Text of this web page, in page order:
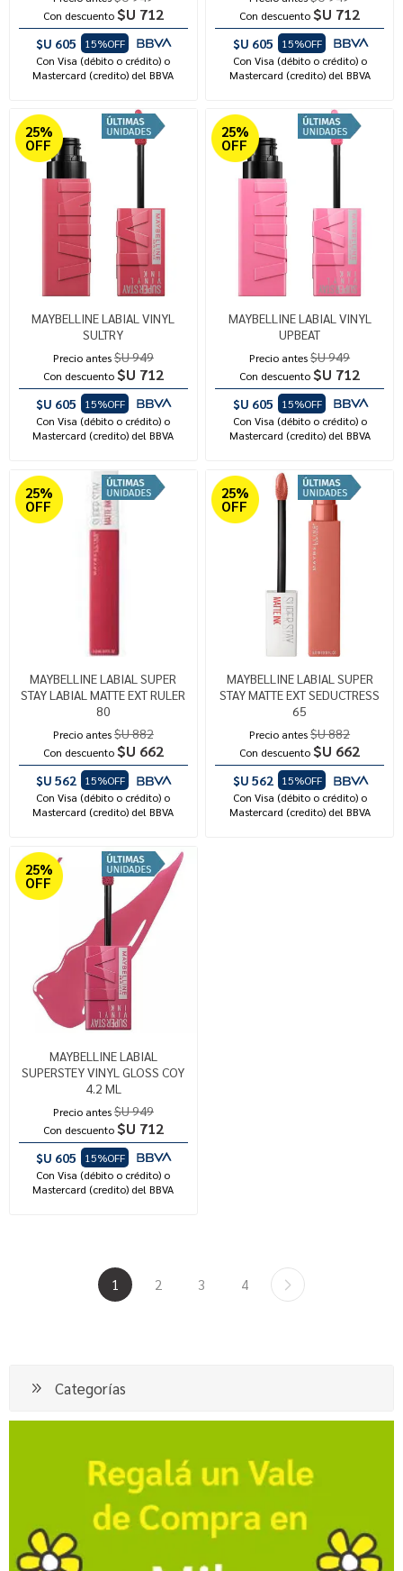
Con descuento $U 712
$U 605
15%OFF
Con Visa (débito o crédito) o
Mastercard (credito) del BBVA
Con descuento $U 712
$U 605
15%OFF
Con Visa (débito o crédito) o
Mastercard (credito) del BBVA
25%
OFF
MAYBELLINE LABIAL VINYL
SULTRY
Precio antes$U 949
Con descuento $U 712
$U 605
15%OFF
Con Visa (débito o crédito) o
Mastercard (credito) del BBVA
25%
OFF
MAYBELLINE LABIAL VINYL
UPBEAT
Precio antes$U 949
Con descuento $U 712
$U 605
15%OFF
Con Visa (débito o crédito) o
Mastercard (credito) del BBVA
25%
OFF
MAYBELLINE LABIAL SUPER
STAY LABIAL MATTE EXT RULER
80
Precio antes$U 882
Con descuento $U 662
$U 562
15%OFF
Con Visa (débito o crédito) o
Mastercard (credito) del BBVA
25%
OFF
MAYBELLINE LABIAL SUPER
STAY MATTE EXT SEDUCTRESS
65
Precio antes$U 882
Con descuento $U 662
$U 562
15%OFF
Con Visa (débito o crédito) o
Mastercard (credito) del BBVA
25%
OFF
MAYBELLINE LABIAL
SUPERSTEY VINYL GLOSS COY
4.2 ML
Precio antes$U 949
Con descuento $U 712
$U 605
15%OFF
Con Visa (débito o crédito) o
Mastercard (credito) del BBVA
1 2 3 4
Categorías